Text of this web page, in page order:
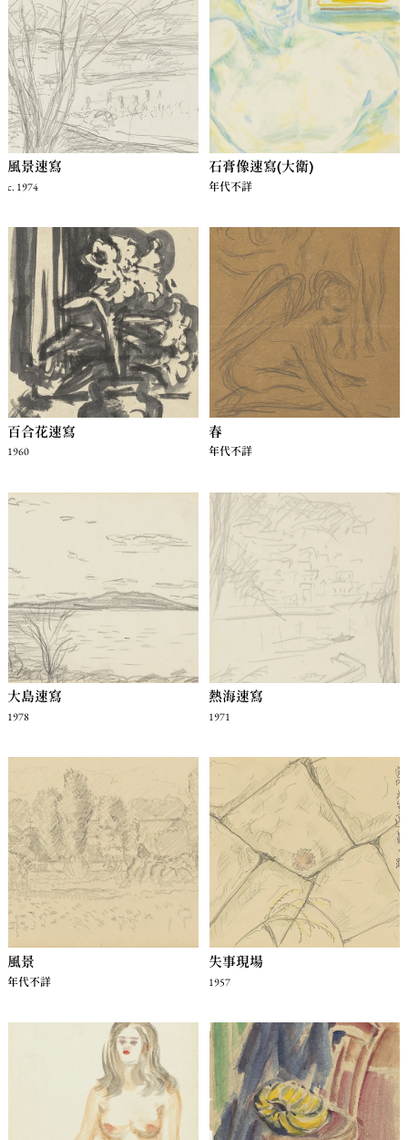
風景速寫
c. 1974
石膏像速寫(大衛)
年代不詳
百合花速寫
1960
春
年代不詳
大島速寫
1978
熱海速寫
1971
風景
年代不詳
失事現場
1957